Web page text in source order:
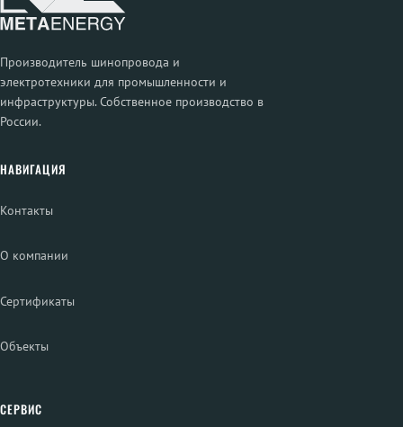
Производитель шинопровода и
электротехники для промышленности и
инфраструктуры. Собственное производство в
России.
НАВИГАЦИЯ
Контакты
О компании
Сертификаты
Объекты
СЕРВИС